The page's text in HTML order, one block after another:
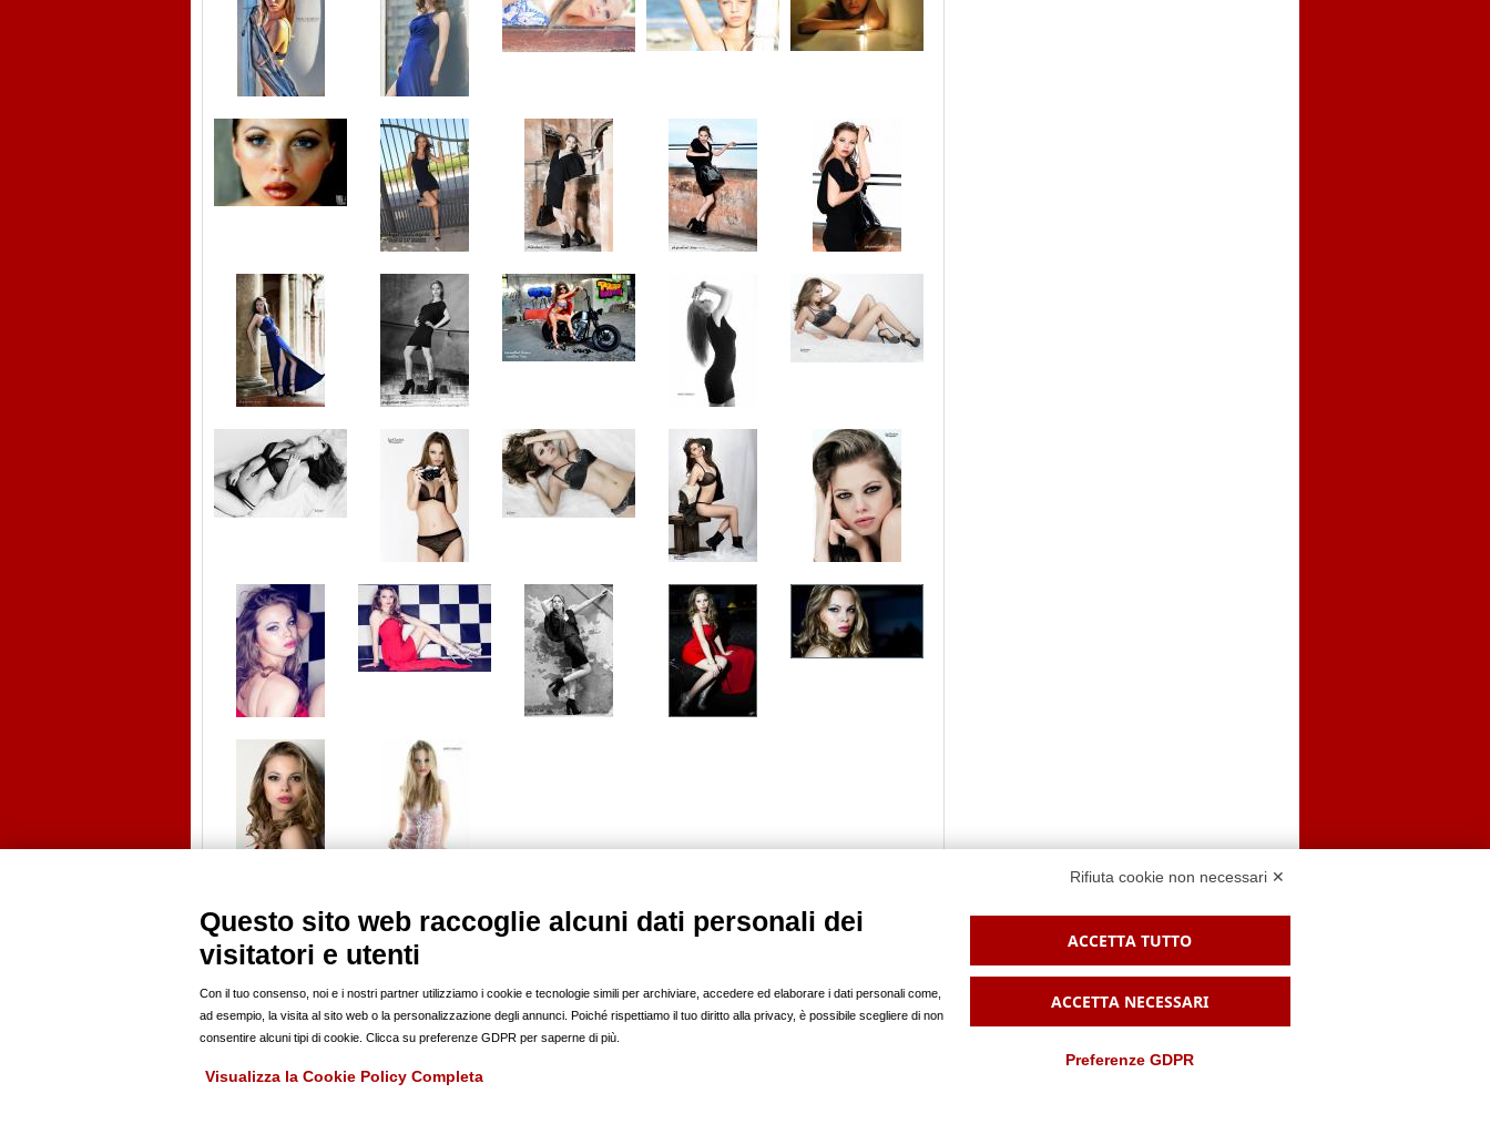
PROFILI
modelli
fotografi pro
fotoamatori
hairstylist
stylist
ANNUNCI
casting
offro lavoro
compro
vendo
RSS
Noleggio Sala Posa
Backstage
SOCIAL
pubblicità sul nostro sito
regolamento
redazione
Rifiuta cookie non necessari ✕
Questo sito web raccoglie alcuni dati personali dei
visitatori e utenti
Con il tuo consenso, noi e i nostri partner utilizziamo i cookie e tecnologie simili per archiviare, accedere ed elaborare i dati personali come,
ad esempio, la visita al sito web o la personalizzazione degli annunci. Poiché rispettiamo il tuo diritto alla privacy, è possibile scegliere di non
consentire alcuni tipi di cookie. Clicca su preferenze GDPR per saperne di più.
Visualizza la Cookie Policy Completa
ACCETTA TUTTO
ACCETTA NECESSARI
Preferenze GDPR